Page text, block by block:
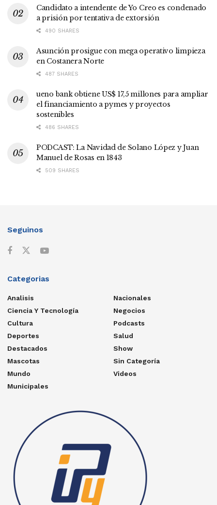
Candidato a intendente de Yo Creo es condenado
a prisión por tentativa de extorsión
490 SHARES
Asunción prosigue con mega operativo limpieza
en Costanera Norte
487 SHARES
ueno bank obtiene US$ 17,5 millones para ampliar
el financiamiento a pymes y proyectos
sostenibles
486 SHARES
PODCAST: La Navidad de Solano López y Juan
Manuel de Rosas en 1843
509 SHARES
Seguinos
Categorias
Analisis
Ciencia Y Tecnología
Cultura
Deportes
Destacados
Mascotas
Mundo
Municipales
Nacionales
Negocios
Podcasts
Salud
Show
Sin Categoría
Videos